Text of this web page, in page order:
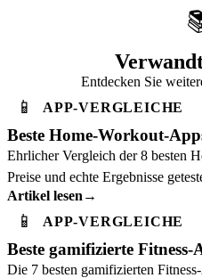
Entdecken Sie
📱 APP-VERGLEICHE
Beste Home-Workout-
Ehrlicher Vergleich der 8 besten
Preise und echte Ergebnisse
Artikel lesen →
📱 APP-VERGLEICHE
Beste gamifizierte Fitness-
Die 7 besten gamifizierten